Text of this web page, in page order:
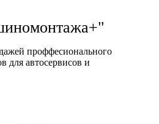
проффесионального
для автосервисов и